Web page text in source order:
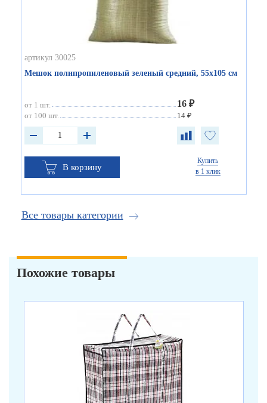
артикул 30025
Мешок полипропиленовый зеленый средний, 55х105 см
от 1 шт. 16 ₽
от 100 шт. 14 ₽
В корзину
Купить
в 1 клик
Все товары категории
Похожие товары